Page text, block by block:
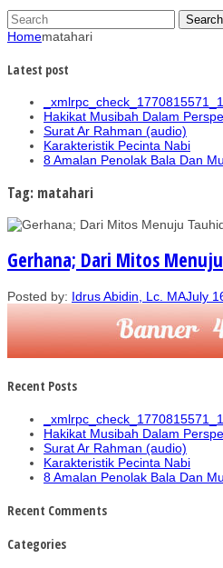
Homematahari
Latest post
Hakikat Musibah Dalam
Surat Ar Rahman (audio)
Karakteristik Pecinta Nabi
8 Amalan Penolak Bala Dan
Tag: matahari
Gerhana; Dari Mitos
Posted by: Idrus Abidin, Lc. MAJuly
Recent Posts
Hakikat Musibah Dalam
Surat Ar Rahman (audio)
Karakteristik Pecinta Nabi
8 Amalan Penolak Bala Dan
Recent Comments
Categories